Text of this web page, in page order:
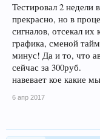
Тестировал 2 недели
прекрасно, но в
сигналов, отсекал
графика, сменой
минус! Да и то, что
сейчас за 300руб.
навевает кое какие
6 апр 2017